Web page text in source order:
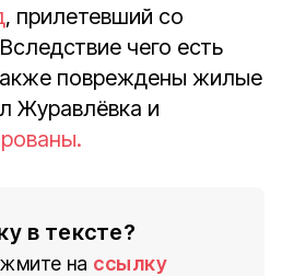
, прилетевший со
чего есть
повреждены жилые
Журавлёвка и
в тексте?
на ссылку